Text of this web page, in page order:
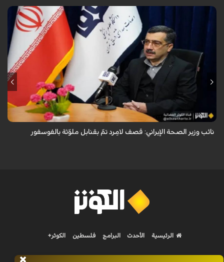
قال معاون وزير الصحة الإيراني لشؤون البحوث والتكنولوجيا، شاهين آخوندزاده،
إن التحقيقات التي أجرتها وزارة الصحة بشأن قصف مدينة لامِرد في محافظة
نائب وزير الصحة الإيراني: قصف لامِرد تمّ بقنابل ملوّثة بالفوسفور
الرئيسية الأحدث البرامج فلسطين الكوثر+